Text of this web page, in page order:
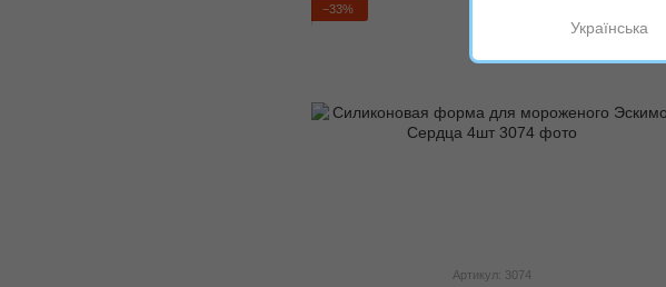
−33%
Артикул: 3074
Українська